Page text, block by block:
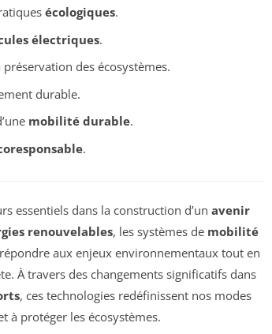
écologiques.
électriques.
des écosystèmes.
durable.
mobilité durable.
.
essentiels dans la construction d’un avenir
renouvelables, les systèmes de mobilité
aux enjeux environnementaux tout en
À travers des changements significatifs dans
, ces technologies redéfinissent nos modes
à protéger les écosystèmes.